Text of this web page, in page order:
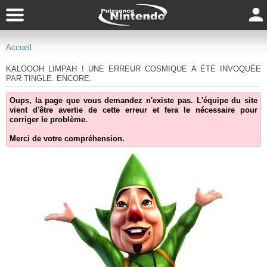
Accueil
KALOOOH LIMPAH ! UNE ERREUR COSMIQUE A ÉTÉ INVOQUÉE
PAR TINGLE. ENCORE.
Oups, la page que vous demandez n'existe pas. L'équipe du site
vient d'être avertie de cette erreur et fera le nécessaire pour
corriger le problème.
Merci de votre compréhension.